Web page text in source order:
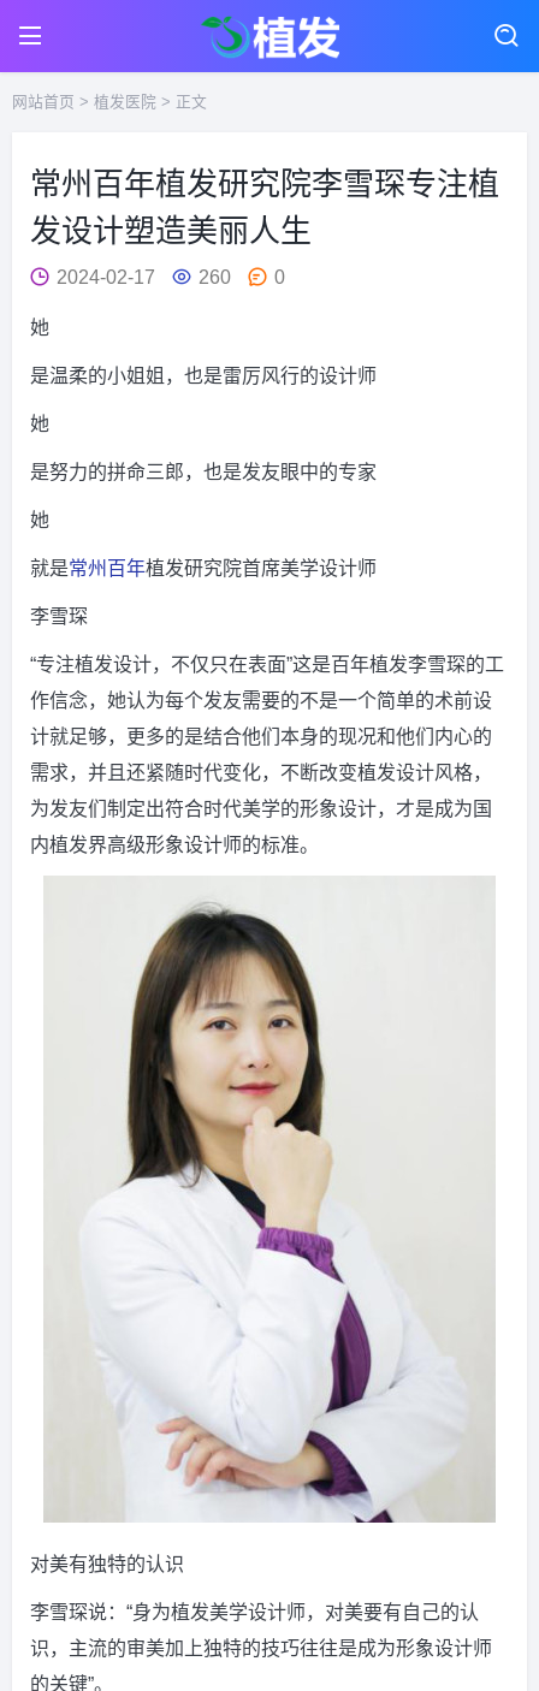
网站首页 > 植发医院 > 正文
常州百年植发研究院李雪琛专注植
发设计塑造美丽人生
2024-02-17 260 0
她
是温柔的小姐姐，也是雷厉风行的设计师
她
是努力的拼命三郎，也是发友眼中的专家
她
就是常州 百年植发研究院首席美学设计师
李雪琛
“专注植发设计，不仅只在表面”这是百年植发李雪琛的工
作信念，她认为每个发友需要的不是一个简单的术前设
计就足够，更多的是结合他们本身的现况和他们内心的
需求，并且还紧随时代变化，不断改变植发设计风格，
为发友们制定出符合时代美学的形象设计，才是成为国
内植发界高级形象设计师的标准。
对美有独特的认识
李雪琛说：“身为植发美学设计师，对美要有自己的认
识，主流的审美加上独特的技巧往往是成为形象设计师
的关键”。